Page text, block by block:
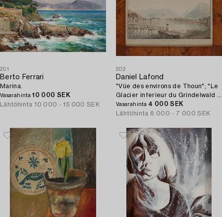
201
Berto Ferrari
Marina.
Vasarahinta10 000 SEK
Lähtöhinta 10 000 - 15 000 SEK
202
Daniel Lafond
"Vûe des environs de Thoun"; "Le
Glacier inferieur du Grindelwald &
le Mont Eiger"; Vue d'Interlaken";
"Le Glacier superiuer du
Wetterhorn" (4).
Vasarahinta 4 000 SEK
Lähtöhinta 6 000 - 7 000 SEK